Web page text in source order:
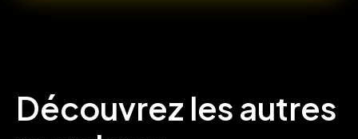
Découvrez les autres